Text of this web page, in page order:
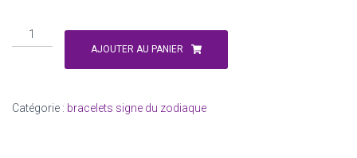
quantité
de
Cancer
AJOUTER AU PANIER
Catégorie : bracelets signe du zodiaque